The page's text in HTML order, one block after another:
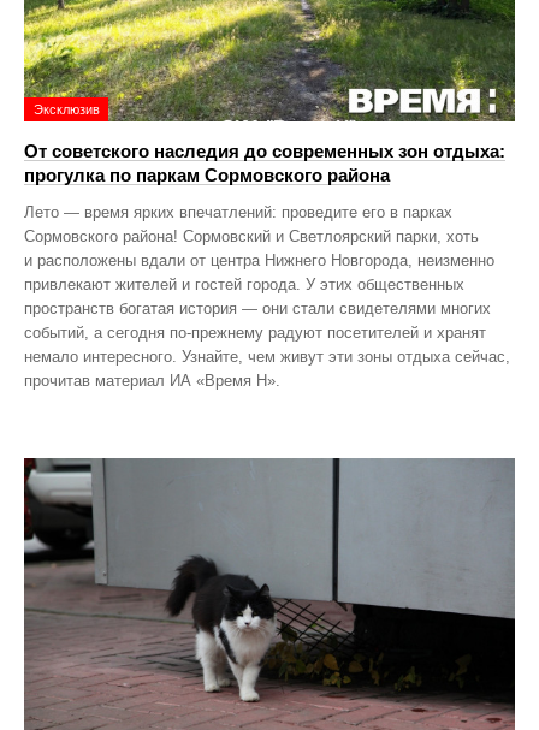
Эксклюзив
От советского наследия до современных зон отдыха:
прогулка по паркам Сормовского района
Лето — время ярких впечатлений: проведите его в парках
Сормовского района! Сормовский и Светлоярский парки, хоть
и расположены вдали от центра Нижнего Новгорода, неизменно
привлекают жителей и гостей города. У этих общественных
пространств богатая история — они стали свидетелями многих
событий, а сегодня по‑прежнему радуют посетителей и хранят
немало интересного. Узнайте, чем живут эти зоны отдыха сейчас,
прочитав материал ИА «Время Н».